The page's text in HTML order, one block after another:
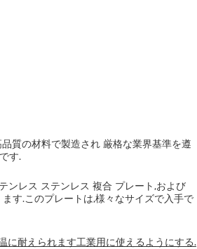
質の材料で製造され 厳格な業界基準を遵
す.
ンレス ステンレス 複合 プレート,および
す.このプレートは,様々なサイズで入手で
に耐えられます工業用に使えるようにする.